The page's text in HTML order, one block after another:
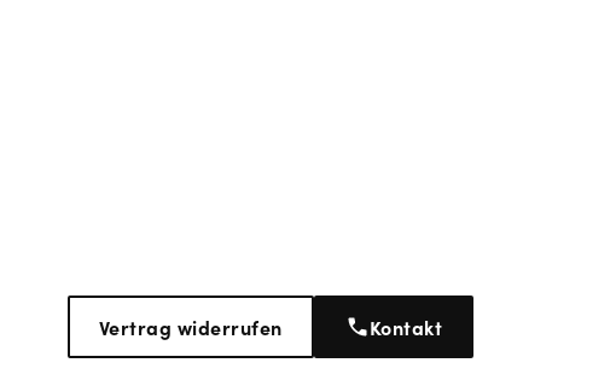
Vertrag widerrufen Kontakt